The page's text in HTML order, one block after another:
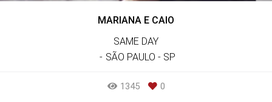
MARIANA E CAIO
SAME DAY
SÃO PAULO - SP
1345 0